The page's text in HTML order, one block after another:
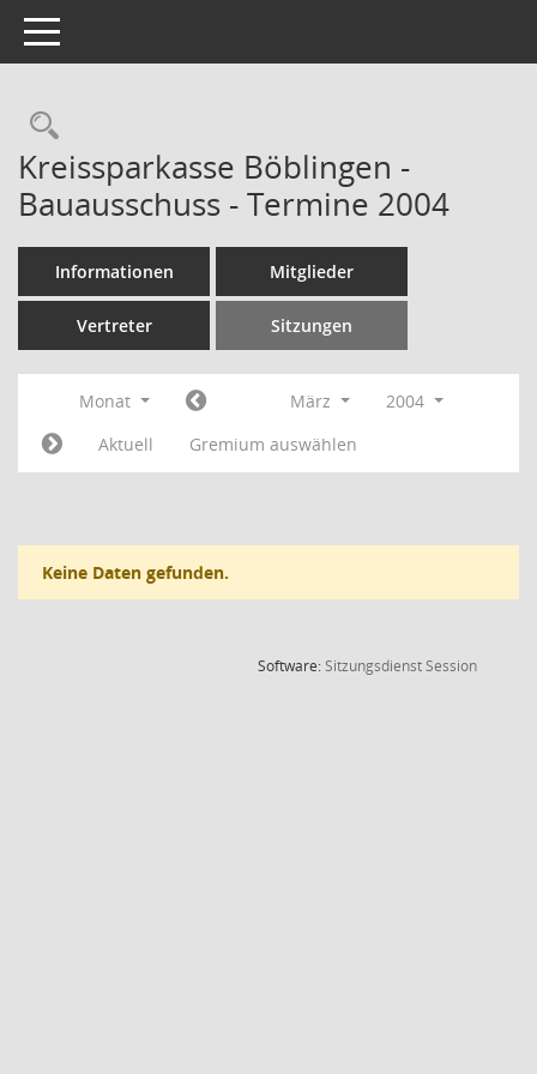
Toggle navigation
Rechercheauswahl
Kreissparkasse Böblingen -
Bauausschuss - Termine 2004
Informationen Mitglieder
Vertreter Sitzungen
Monat März
2004
Aktuell
Gremium auswählen
Keine Daten gefunden.
Software:SitzungsdienstSession(Wird in